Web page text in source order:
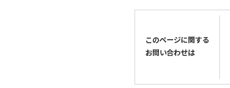
このページに関する
お問い合わせは